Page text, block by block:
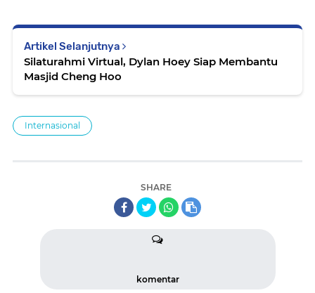
Artikel Selanjutnya
Silaturahmi Virtual, Dylan Hoey Siap Membantu
Masjid Cheng Hoo
Internasional
SHARE
komentar